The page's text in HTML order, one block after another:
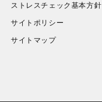
ストレスチェック基本方針
サイトポリシー
サイトマップ